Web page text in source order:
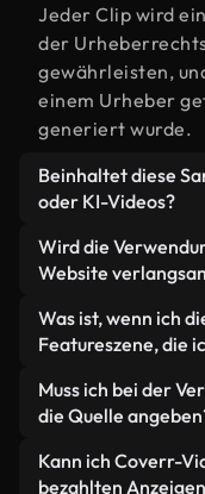
Jeder Clip wird
der
gewährleisten,
einem Urheber
generiert wurde.
Beinhaltet diese
oder KI-Videos?
Beides. Es
aus realen, von
KI-generierten
beschriftet,
verwenden.
Wird die
Website
Nicht, wenn Sie
wählen. Wir
wurden – so
gleichzeitig die
Kennzahlen wie
Was ist, wenn ich
Featureszene, die
Mit Coverr AI
Handumdrehen
bei
Muss ich bei der
die Quelle
Eine
Videos in unserer
Kann ich Coverr-
bezahlten